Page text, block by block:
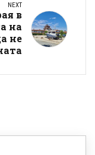
NEXT
в
на
не